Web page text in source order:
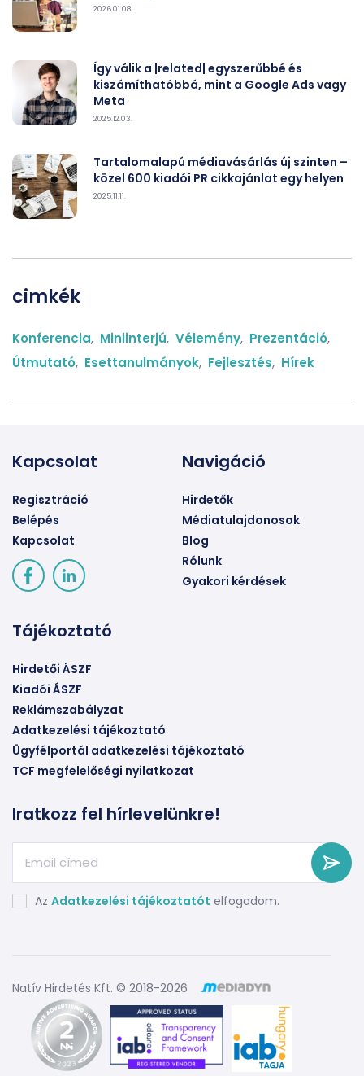
2026.01.08.
Így válik a |related| egyszerűbbé és
kiszámíthatóbbá, mint a Google Ads vagy
Meta
2025.12.03.
Tartalomalapú médiavásárlás új szinten –
közel 600 kiadói PR cikkajánlat egy helyen
2025.11.11.
cimkék
Konferencia, Miniinterjú, Vélemény, Prezentáció,
Útmutató, Esettanulmányok, Fejlesztés, Hírek
Kapcsolat
Regisztráció
Belépés
Kapcsolat
Navigáció
Hirdetők
Médiatulajdonosok
Blog
Rólunk
Gyakori kérdések
Tájékoztató
Hirdetői ÁSZF
Kiadói ÁSZF
Reklámszabályzat
Adatkezelési tájékoztató
Ügyfélportál adatkezelési tájékoztató
TCF megfelelőségi nyilatkozat
Iratkozz fel hírlevelünkre!
Az Adatkezelési tájékoztatót elfogadom.
Natív Hirdetés Kft. © 2018-2026